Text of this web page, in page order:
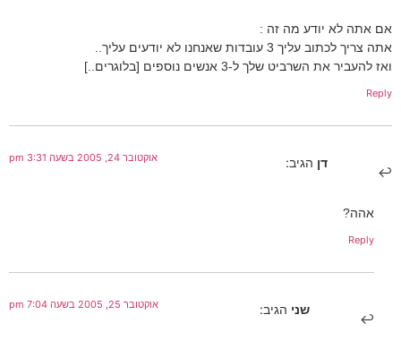
אם אתה לא יודע מה זה :
אתה צריך לכתוב עליך 3 עובדות שאנחנו לא יודעים עליך..
ואז להעביר את השרביט שלך ל-3 אנשים נוספים [בלוגרים..]
Reply
דן הגיב: אוקטובר 24, 2005 בשעה 3:31 pm
אהה?
Reply
שני הגיב: אוקטובר 25, 2005 בשעה 7:04 pm